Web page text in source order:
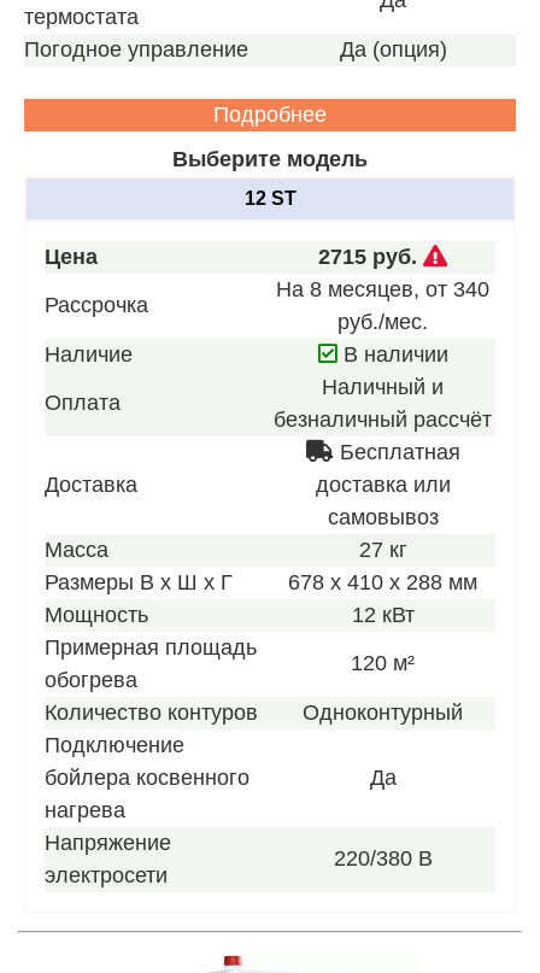
термостата
Погодное управление Да (опция)
Подробнее
Выберите модель
12 ST
Цена 2715 руб.
для
нашего
Рассрочка
На 8 месяцев, от 340
руб./мес.
Наличие
В наличии
Оплата
Наличный и
безналичный рассчёт
Доставка
Бесплатная
доставка или
самовывоз
Масса
27 кг
Размеры В х Ш х Г
678 x 410 x 288 мм
Мощность
12 кВт
Примерная площадь
обогрева
120 м²
Количество контуров
Одноконтурный
Подключение
бойлера косвенного
нагрева
Да
Напряжение
электросети
220/380 В